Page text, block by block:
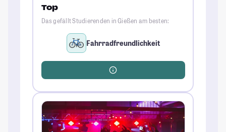
Top
Das gefällt Studierenden in Gießen am besten:
Fahrradfreundlichkeit